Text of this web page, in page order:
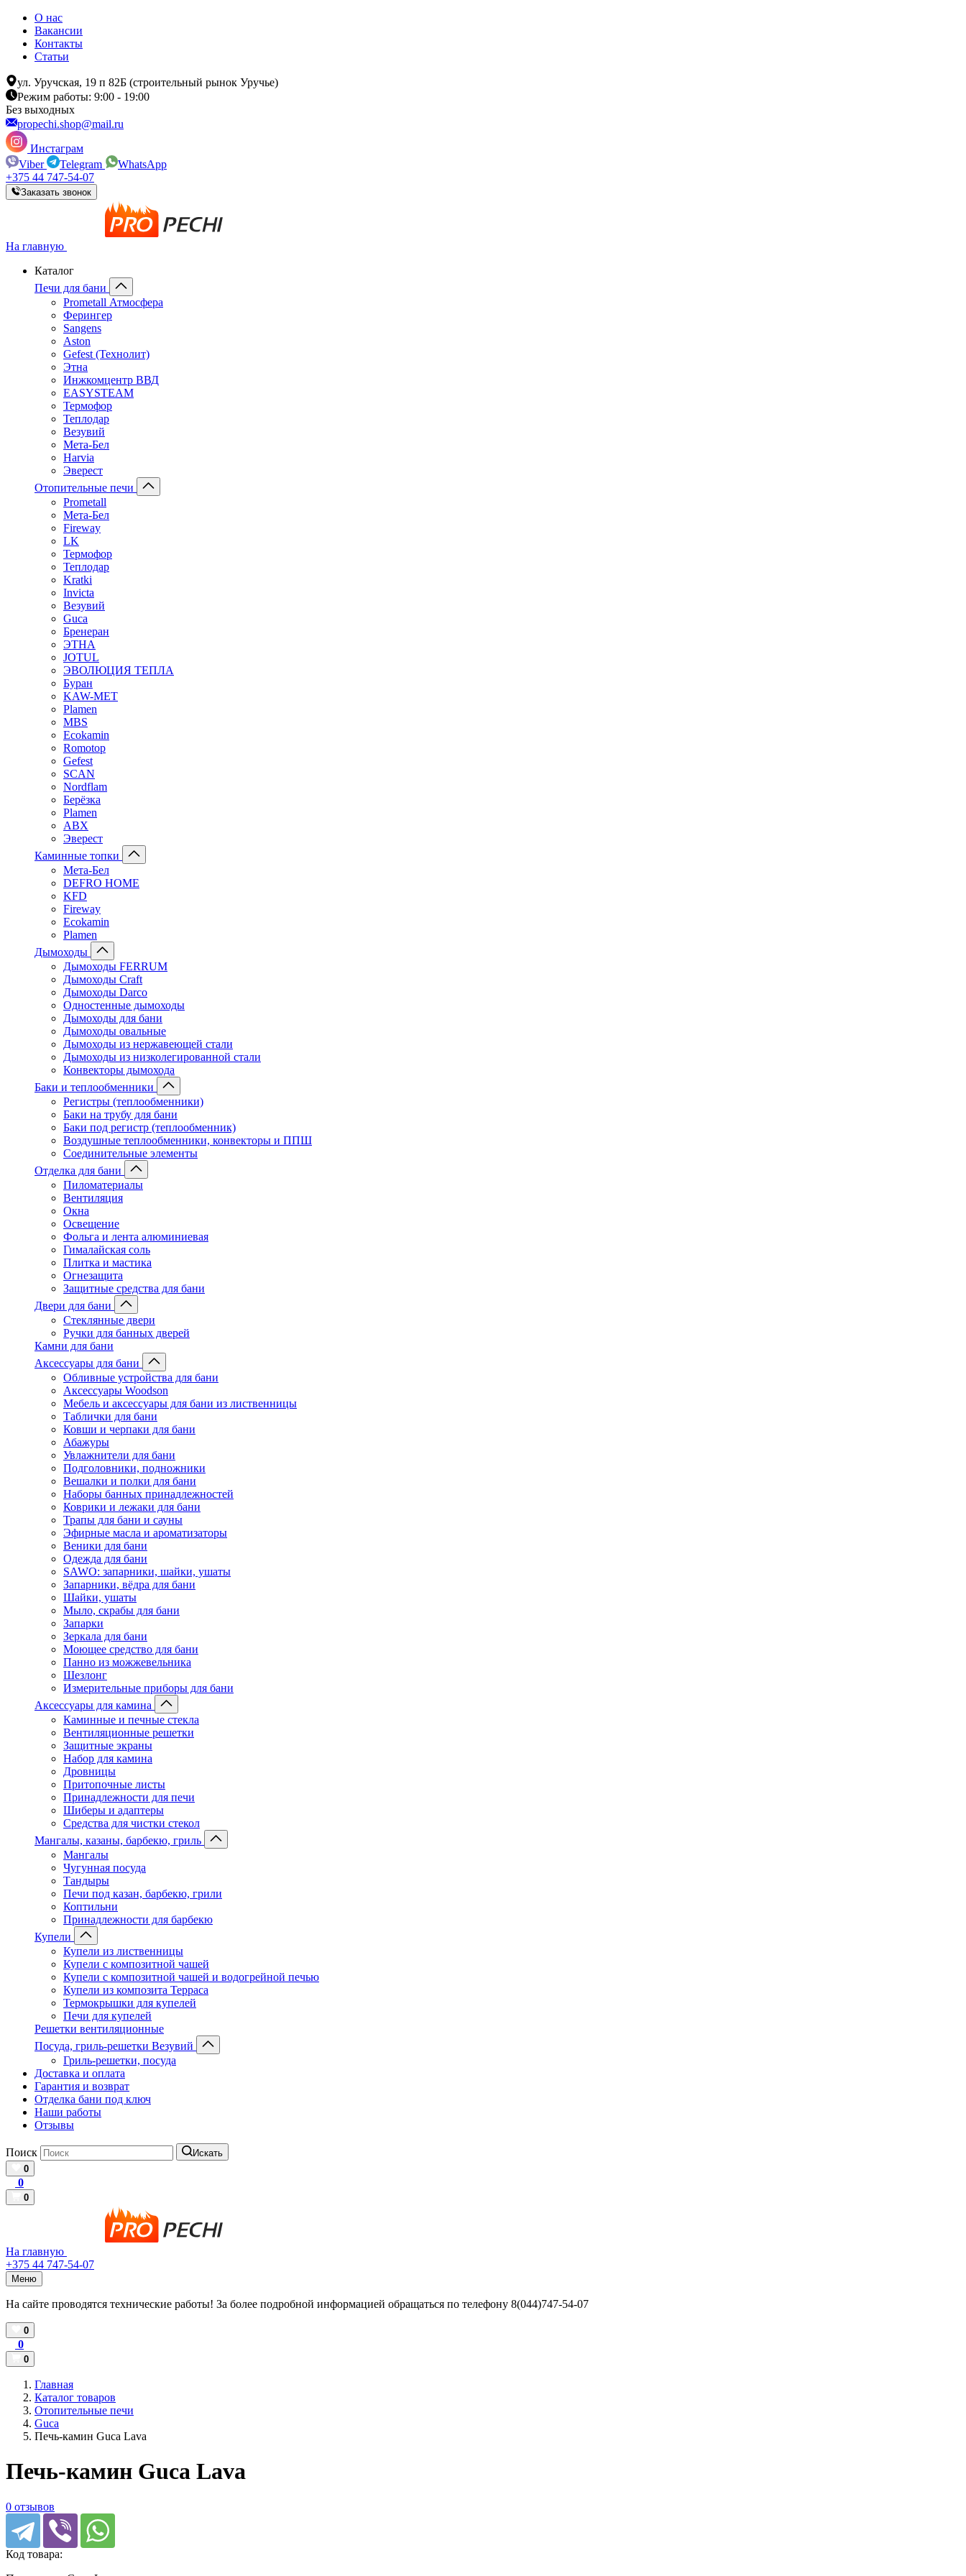
О нас
Вакансии
Контакты
Статьи
ул. Уручская, 19 п 82Б (строительный рынок Уручье)
Режим работы: 9:00 - 19:00
Без выходных
propechi.shop@mail.ru
Инстаграм
Viber
Telegram
WhatsApp
+375 44 747-54-07
Заказать звонок
На главную
Каталог
Печи для бани
Prometall Атмосфера
Ферингер
Sangens
Aston
Gefest (Технолит)
Этна
Инжкомцентр ВВД
EASYSTEAM
Термофор
Теплодар
Везувий
Мета-Бел
Harvia
Эверест
Отопительные печи
Prometall
Мета-Бел
Fireway
LK
Термофор
Теплодар
Kratki
Invicta
Везувий
Guca
Бренеран
ЭТНА
JOTUL
ЭВОЛЮЦИЯ ТЕПЛА
Буран
KAW-MET
Plamen
MBS
Ecokamin
Romotop
Gefest
SCAN
Nordflam
Берёзка
Plamen
ABX
Эверест
Каминные топки
Мета-Бел
DEFRO HOME
KFD
Fireway
Ecokamin
Plamen
Дымоходы
Дымоходы FERRUM
Дымоходы Craft
Дымоходы Darco
Одностенные дымоходы
Дымоходы для бани
Дымоходы овальные
Дымоходы из нержавеющей стали
Дымоходы из низколегированной стали
Конвекторы дымохода
Баки и теплообменники
Регистры (теплообменники)
Баки на трубу для бани
Баки под регистр (теплообменник)
Воздушные теплообменники, конвекторы и ППШ
Соединительные элементы
Отделка для бани
Пиломатериалы
Вентиляция
Окна
Освещение
Фольга и лента алюминиевая
Гималайская соль
Плитка и мастика
Огнезащита
Защитные средства для бани
Двери для бани
Стеклянные двери
Ручки для банных дверей
Камни для бани
Аксессуары для бани
Обливные устройства для бани
Аксессуары Woodson
Мебель и аксессуары для бани из лиственницы
Таблички для бани
Ковши и черпаки для бани
Абажуры
Увлажнители для бани
Подголовники, подножники
Вешалки и полки для бани
Наборы банных принадлежностей
Коврики и лежаки для бани
Трапы для бани и сауны
Эфирные масла и ароматизаторы
Веники для бани
Одежда для бани
SAWO: запарники, шайки, ушаты
Запарники, вёдра для бани
Шайки, ушаты
Мыло, скрабы для бани
Запарки
Зеркала для бани
Моющее средство для бани
Панно из можжевельника
Шезлонг
Измерительные приборы для бани
Аксессуары для камина
Каминные и печные стекла
Вентиляционные решетки
Защитные экраны
Набор для камина
Дровницы
Притопочные листы
Принадлежности для печи
Шиберы и адаптеры
Средства для чистки стекол
Мангалы, казаны, барбекю, гриль
Мангалы
Чугунная посуда
Тандыры
Печи под казан, барбекю, грили
Коптильни
Принадлежности для барбекю
Купели
Купели из лиственницы
Купели с композитной чашей
Купели с композитной чашей и водогрейной печью
Купели из композита Терраса
Термокрышки для купелей
Печи для купелей
Решетки вентиляционные
Посуда, гриль-решетки Везувий
Гриль-решетки, посуда
Доставка и оплата
Гарантия и возврат
Отделка бани под ключ
Наши работы
Отзывы
Поиск
Искать
0
0
0
На главную
+375 44 747-54-07
Меню
На сайте проводятся технические работы! За более подробной информацией обращаться по телефону 8(044)747-54-07
0
0
0
Главная
Каталог товаров
Отопительные печи
Guca
Печь-камин Guca Lava
Печь-камин Guca Lava
0 отзывов
Код товара: